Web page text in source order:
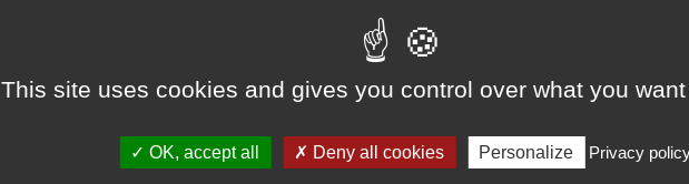
This site uses cookies and gives you control over what you
OK, accept all Deny all cookies Personalize Privacy